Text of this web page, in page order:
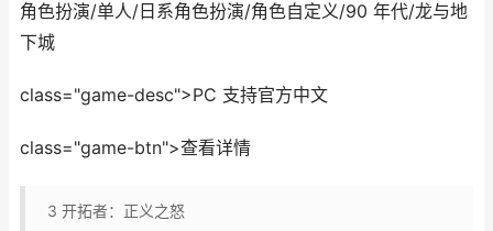
角色扮演/单人/日系角色扮演/角色自定义/90 年代/龙与地
下城
class="game-desc">PC 支持官方中文
class="game-btn">查看详情
3 开拓者：正义之怒